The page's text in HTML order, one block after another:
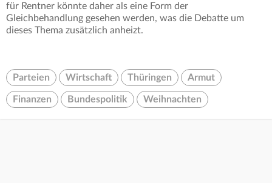
für Rentner könnte daher als eine Form der
Gleichbehandlung gesehen werden, was die Debatte um
dieses Thema zusätzlich anheizt.
Parteien Wirtschaft Thüringen Armut
Finanzen Bundespolitik Weihnachten